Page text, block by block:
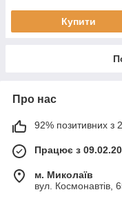
Купити
Про нас
92% позитивних з
Працює з
м. Миколаїв
вул. Космонавтів,